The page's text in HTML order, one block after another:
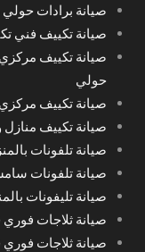
صيانة برادات
صيانة تكييف فني
صيانة تكييف
حولي
صيانة تكييف مركزي كيفان
صيانة تكييف
صيانة تلفونات
صيانة تلفونات
صيانة تليفونات
صيانة ثلاجات
صيانة ثلاجات